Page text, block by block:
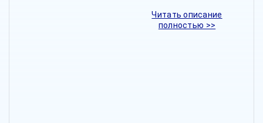
Читать описание
полностью >>